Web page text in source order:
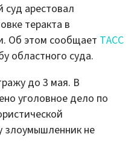
суд арестовал
теракта в
Об этом сообщает ТАСС
областного суда.
до 3 мая. В
уголовное дело по
злоумышленник не